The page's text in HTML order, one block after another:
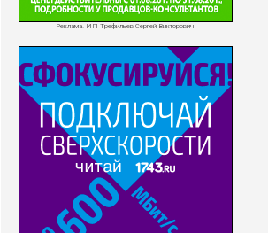
Реклама. ИП Трефильев Сергей Викторович